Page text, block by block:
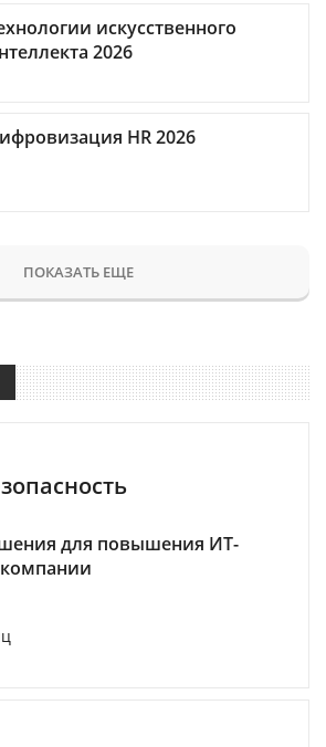
искусственного
2026
HR 2026
ПОКАЗАТЬ ЕЩЕ
для повышения ИТ-